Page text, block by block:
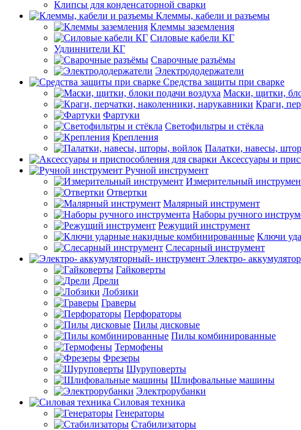
Клипсы для конденсаторной сварки
Клеммы, кабели и разъемы
Клеммы заземления
Силовые кабели КГ
Удлиннители КГ
Сварочные разъёмы
Электрододержатели
Средства защиты при сварке
Маски, щитки,
Краги,
Фартуки
Светофильтры и стёкла
Крепления
Палатки, навесы,
Аксессуары и
Ручной инструмент
Измерительный
Отвертки
Малярный инструмент
Наборы ручного
Режущий инструмент
Ключи
Слесарный инструмент
Электро-
Гайковерты
Дрели
Лобзики
Граверы
Перфораторы
Пилы дисковые
Пилы комбинированные
Термофены
Фрезеры
Шуруповерты
Шлифовальные машины
Электрорубанки
Силовая техника
Генераторы
Стабилизаторы